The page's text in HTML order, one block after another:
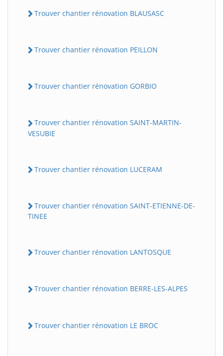
Trouver chantier rénovation BLAUSASC
Trouver chantier rénovation PEILLON
Trouver chantier rénovation GORBIO
Trouver chantier rénovation SAINT-MARTIN-
VESUBIE
Trouver chantier rénovation LUCERAM
Trouver chantier rénovation SAINT-ETIENNE-DE-
TINEE
Trouver chantier rénovation LANTOSQUE
Trouver chantier rénovation BERRE-LES-ALPES
Trouver chantier rénovation LE BROC